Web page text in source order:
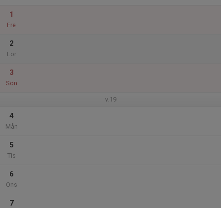
1
Fre
2
Lör
3
Sön
v.19
4
Mån
5
Tis
6
Ons
7